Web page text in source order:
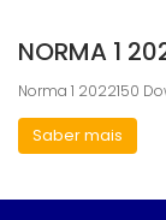
NORMA 1
Norma 1 2022150
Saber mais